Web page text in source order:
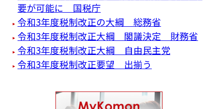
要が可能に 国税庁
令和3年度税制改正の大綱 総務省
令和3年度税制改正大綱 閣議決定 財務省
令和3年度税制改正大綱 自由民主党
令和3年度税制改正要望 出揃う